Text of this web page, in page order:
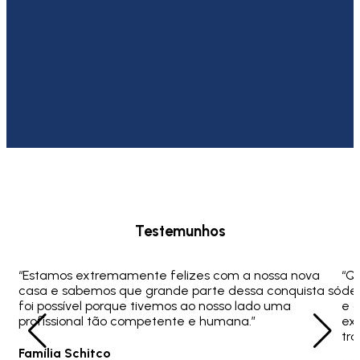
Testemunhos
“Estamos extremamente felizes com a nossa nova
casa e sabemos que grande parte dessa conquista só
foi possível porque tivemos ao nosso lado uma
profissional tão competente e humana.”
Família Schitco
e